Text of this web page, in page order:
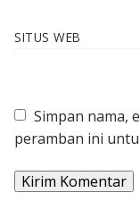
SITUS WEB
Simpan nama,
peramban ini